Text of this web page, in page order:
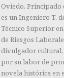
Oviedo, Principado
es un Ingeniero T.
Técnico Superior
de Riesgos
divulgador cultural,
por su labor de
novela histórica en